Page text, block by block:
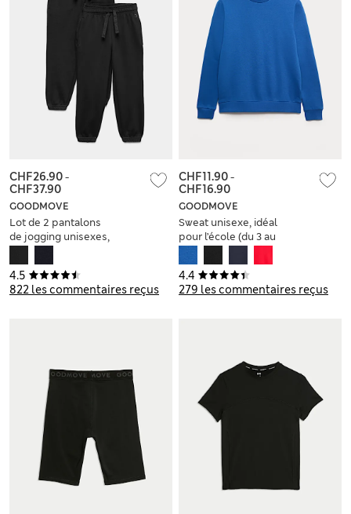
4.5
822 les commentaires reçus
GOODMOVE
Lot de 2 pantalons
de jogging unisexes,
(du 2 au 16 ans)
CHF26.90-
CHF37.90
4.4
279 les commentaires reçus
GOODMOVE
Sweat unisexe, idéal
pour l’école (du 3 au
CHF11.90-
CHF16.90